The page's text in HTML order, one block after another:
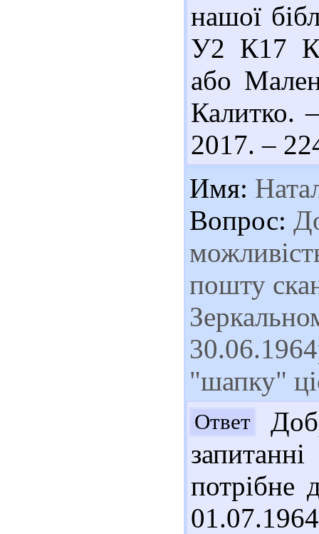
нашої
У2 К17
або
Калитко.
2017. –
Имя:
Вопрос:
пошту
"шапку"
Ответ
потрібне